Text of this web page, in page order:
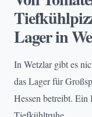
Lager in
In Wetzlar gibt es
das Lager für
Hessen betreibt. Ein